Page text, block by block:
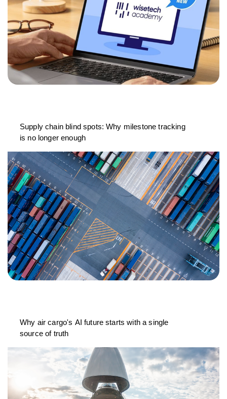
Supply chain blind spots: Why milestone tracking
is no longer enough
Why air cargo's AI future starts with a single
source of truth